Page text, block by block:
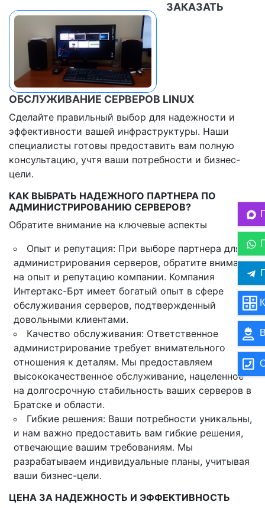
ЗАКАЗАТЬ
ОБСЛУЖИВАНИЕ СЕРВЕРОВ LINUX
Сделайте правильный выбор для надежности и
эффективности вашей инфраструктуры. Наши
специалисты готовы предоставить вам полную
консультацию, учтя ваши потребности и бизнес-
цели.
КАК ВЫБРАТЬ НАДЕЖНОГО ПАРТНЕРА ПО
АДМИНИСТРИРОВАНИЮ СЕРВЕРОВ?
Обратите внимание на ключевые аспекты
Опыт и репутация: При выборе партнера для
администрирования серверов, обратите внимание
на опыт и репутацию компании. Компания
Интертакс-Брт имеет богатый опыт в сфере
обслуживания серверов, подтвержденный
довольными клиентами.
Качество обслуживания: Ответственное
администрирование требует внимательного
отношения к деталям. Мы предоставляем
высококачественное обслуживание, нацеленное
на долгосрочную стабильность ваших серверов в
Братске и области.
Гибкие решения: Ваши потребности уникальны,
и нам важно предоставить вам гибкие решения,
отвечающие вашим требованиям. Мы
разрабатываем индивидуальные планы, учитывая
ваши бизнес-цели.
ЦЕНА ЗА НАДЕЖНОСТЬ И ЭФФЕКТИВНОСТЬ